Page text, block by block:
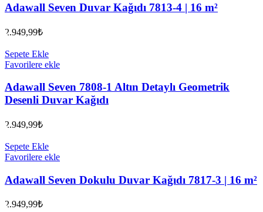
Adawall Seven Duvar Kağıdı 7813-4 | 16 m²
2.949,99₺
Sepete Ekle
Favorilere ekle
Adawall Seven 7808-1 Altın Detaylı Geometrik
Desenli Duvar Kağıdı
2.949,99₺
Sepete Ekle
Favorilere ekle
Adawall Seven Dokulu Duvar Kağıdı 7817-3 | 16 m²
2.949,99₺